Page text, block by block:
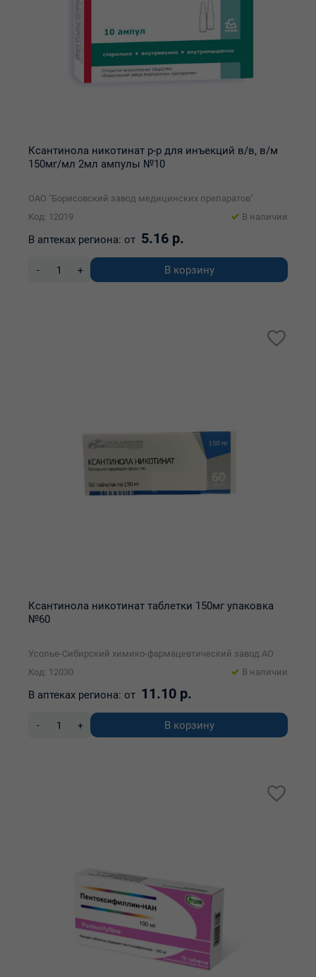
Ксантинола никотинат р-р для инъекций в/в, в/м
150мг/мл 2мл ампулы №10
ОАО "Борисовский завод медицинских препаратов"
Код: 12019
В наличии
В аптеках региона: от 5.16 р.
- + В корзину
Ксантинола никотинат таблетки 150мг упаковка
№60
Усолье-Сибирский химико-фармацевтический завод АО
Код: 12030
В наличии
В аптеках региона: от 11.10 р.
- + В корзину